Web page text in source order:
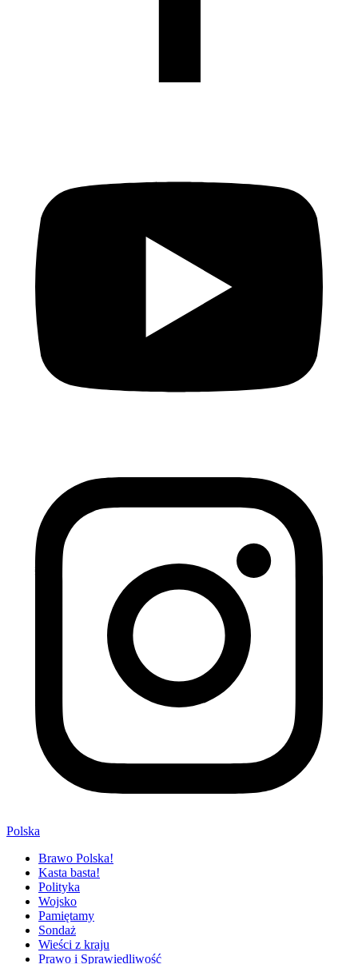
Polska
Brawo Polska!
Kasta basta!
Polityka
Wojsko
Pamiętamy
Sondaż
Wieści z kraju
Prawo i Sprawiedliwość